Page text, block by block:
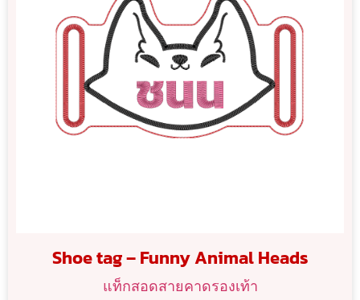
Shoe tag – Funny Animal Heads
แท็กสอดสายคาดรองเท้า